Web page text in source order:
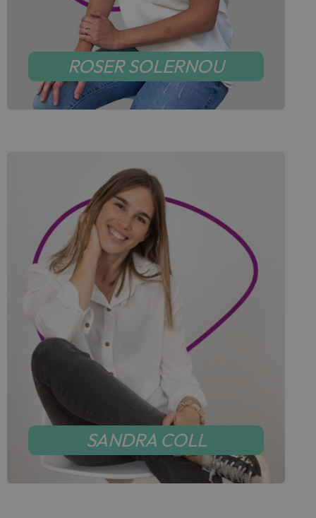
ROSER SOLERNOU
SANDRA COLL